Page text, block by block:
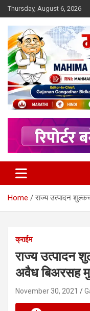
Skip
to
content
Thursday, August 6, 2026
Home राज्य उत्पादन
क्राईम
राज्य उत्पादन
अवैध बिअरसह
November 30, 2021